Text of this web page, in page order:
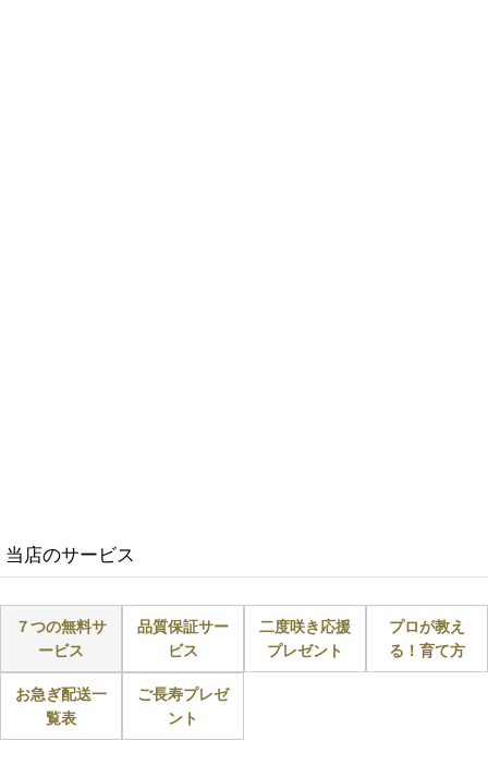
当店のサービス
７つの無料サ
ービス
品質保証サー
ビス
二度咲き応援
プレゼント
プロが教え
る！育て方
お急ぎ配送一
覧表
ご長寿プレゼ
ント